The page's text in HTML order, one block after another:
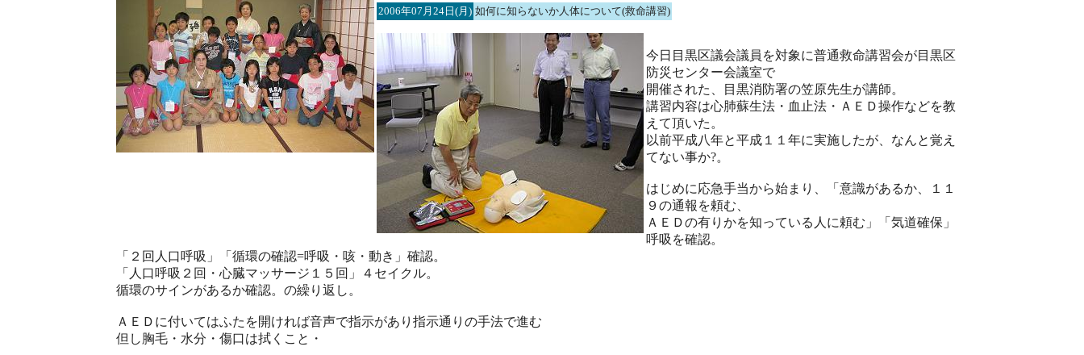
2006年07月24日(月) 如何に知らないか人体について(救命講習)
今日目黒区議会議員を対象に普通救命講習会が目黒区
防災センター会議室で
開催された、目黒消防署の笠原先生が講師。
講習内容は心肺蘇生法・血止法・ＡＥＤ操作などを教
えて頂いた。
以前平成八年と平成１１年に実施したが、なんと覚え
てない事か?。
はじめに応急手当から始まり、「意識があるか、１１
９の通報を頼む、
ＡＥＤの有りかを知っている人に頼む」「気道確保」
呼吸を確認。
「２回人口呼吸」「循環の確認=呼吸・咳・動き」確認。
「人口呼吸２回・心臓マッサージ１５回」４セイクル。
循環のサインがあるか確認。の繰り返し。
ＡＥＤに付いてはふたを開ければ音声で指示があり指示通りの手法で進む
但し胸毛・水分・傷口は拭くこと・